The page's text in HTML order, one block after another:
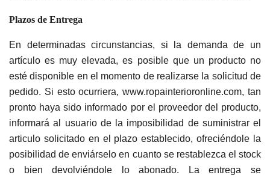
Plazos de Entrega
En determinadas circunstancias, si la demanda de un
artículo es muy elevada, es posible que un producto no
esté disponible en el momento de realizarse la solicitud de
pedido. Si esto ocurriera, www.ropainterioronline.com, tan
pronto haya sido informado por el proveedor del producto,
informará al usuario de la imposibilidad de suministrar el
articulo solicitado en el plazo establecido, ofreciéndole la
posibilidad de enviárselo en cuanto se restablezca el stock
o bien devolviéndole lo abonado. La entrega se